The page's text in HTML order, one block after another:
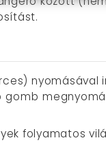
nyomásával
folyamatos